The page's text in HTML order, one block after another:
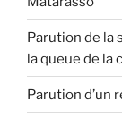
Parution de la
la queue de la
Parution d’un